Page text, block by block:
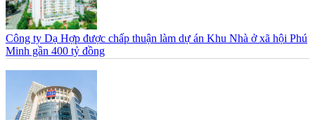
Công ty Dạ Hợp được chấp thuận làm dự án Khu Nhà ở xã hội Phú
Minh gần 400 tỷ đồng